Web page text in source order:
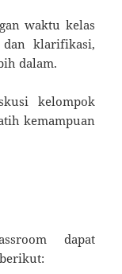
waktu kelas
klarifikasi,
dalam.
kelompok
kemampuan
dapat